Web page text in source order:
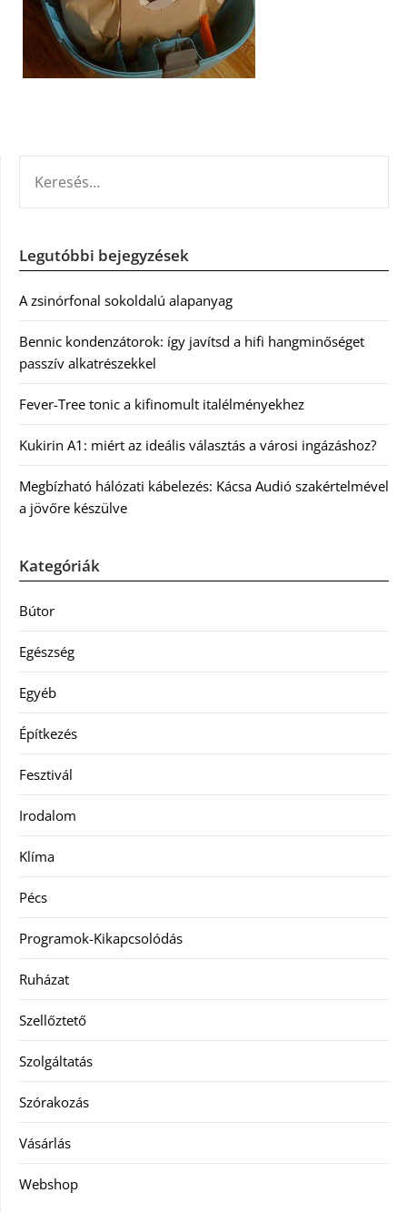
Legutóbbi bejegyzések
A zsinórfonal sokoldalú alapanyag
Bennic kondenzátorok: így javítsd a hifi hangminőséget
passzív alkatrészekkel
Fever-Tree tonic a kifinomult italélményekhez
Kukirin A1: miért az ideális választás a városi ingázáshoz?
Megbízható hálózati kábelezés: Kácsa Audió szakértelmével
a jövőre készülve
Kategóriák
Bútor
Egészség
Egyéb
Építkezés
Fesztivál
Irodalom
Klíma
Pécs
Programok-Kikapcsolódás
Ruházat
Szellőztető
Szolgáltatás
Szórakozás
Vásárlás
Webshop